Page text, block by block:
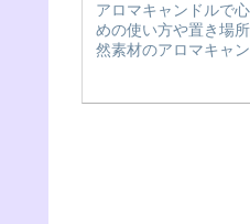
アロマキャンドルで
めの使い方や置き場
然素材のアロマキャ